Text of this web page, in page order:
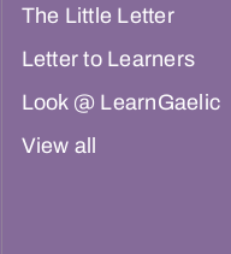
The Little Letter
Letter to Learners
Look @ LearnGaelic
View all